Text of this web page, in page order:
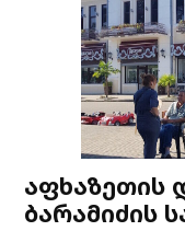
აფხაზეთის
ბარამიძის